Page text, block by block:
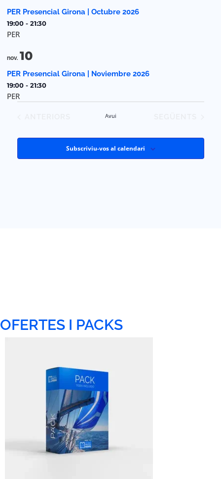
of
events
in
Photo
View
PER Presencial Girona | Octubre 2026
19:00 - 21:30
PER
nov. 10
PER Presencial Girona | Noviembre 2026
19:00 - 21:30
PER
Avui
Subscriviu-vos al calendari
OFERTES I PACKS